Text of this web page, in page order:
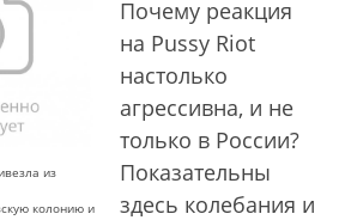
из
колонию и
Почему реакция
на Pussy Riot
настолько
агрессивна, и не
только в России?
Показательны
здесь колебания и